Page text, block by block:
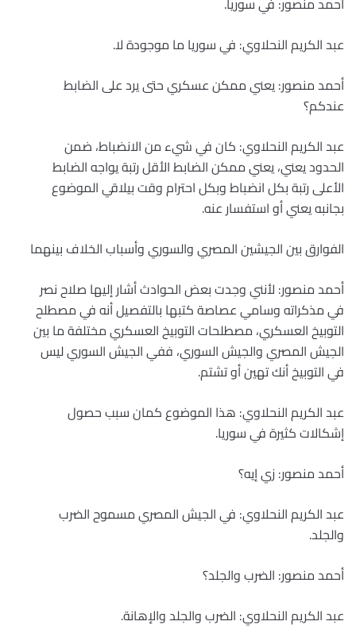
عبد الكريم النحلاوي: في سوريا ما موجودة لا.
أحمد منصور: يعني ممكن عسكري حتى يرد على الضابط
عندكم؟
عبد الكريم النحلاوي: كان في شيء من الانضباط، ضمن
الحدود يعني، يعني ممكن الضابط الأقل رتبة يواجه الضابط
الأعلى رتبة بكل انضباط وبكل احترام وقت بيلاقي الموضوع
بجانبه يعني أو استفسار عنه.
الفوارق بين الجيشين المصري والسوري وأسباب الخلاف بينهما
أحمد منصور: لأنني وجدت بعض الحوادث أشار إليها صلاح نصر
في مذكراته وسامي عصاصة كتبها بالتفصيل أنه في مصطلح
التوبيخ العسكري، مصطلحات التوبيخ العسكري مختلفة ما بين
الجيش المصري والجيش السوري، ففي الجيش السوري ليس
في التوبيخ أنك تهين أو تشتم.
عبد الكريم النحلاوي: هذا الموضوع كمان سبب حصول
إشكالات كثيرة في سوريا.
أحمد منصور: زي إيه؟
عبد الكريم النحلاوي: في الجيش المصري مسموح الضرب
والجلد.
أحمد منصور: الضرب والجلد؟
عبد الكريم النحلاوي: الضرب والجلد والإهانة.